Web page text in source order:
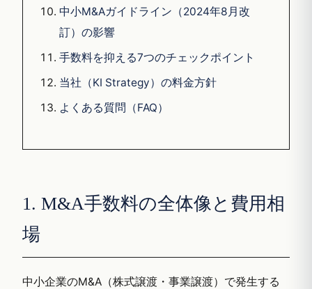
中小M&Aガイドライン（2024年8月改
訂）の影響
手数料を抑える7つのチェックポイント
当社（KI Strategy）の料金方針
よくある質問（FAQ）
1. M&A手数料の全体像と費用相
場
中小企業のM&A（株式譲渡・事業譲渡）で発生する